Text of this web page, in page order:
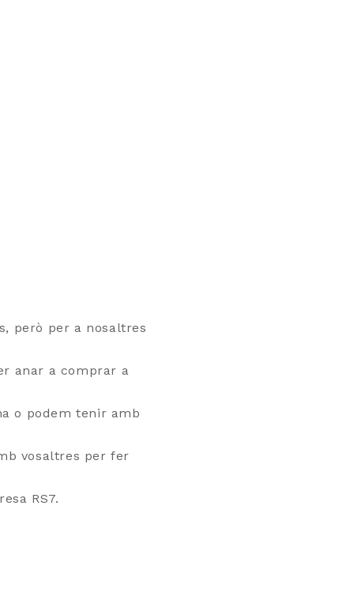
però per a nosaltres
anar a comprar a
o podem tenir amb
vosaltres per fer
RS7.